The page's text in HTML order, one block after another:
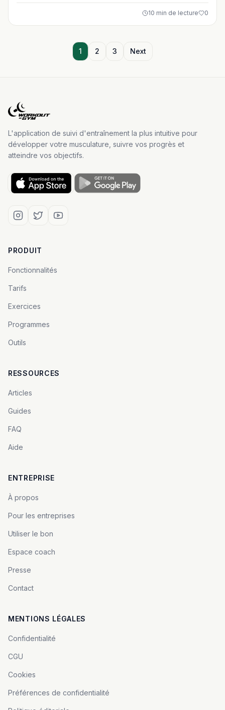
améliorer l’énergie, la force et la congestion musculaire ?
10 min de lecture 0
1 2 3 Next
L'application de suivi d'entraînement la plus intuitive pour
développer votre musculature, suivre vos progrès et
atteindre vos objectifs.
PRODUIT
Fonctionnalités
Tarifs
Exercices
Programmes
Outils
RESSOURCES
Articles
Guides
FAQ
Aide
ENTREPRISE
À propos
Pour les entreprises
Utiliser le bon
Espace coach
Presse
Contact
MENTIONS LÉGALES
Confidentialité
CGU
Cookies
Préférences de confidentialité